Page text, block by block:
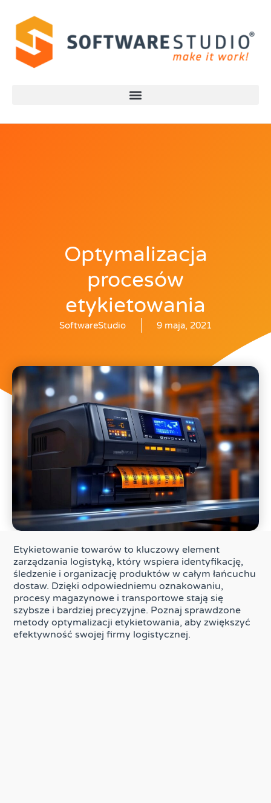
Optymalizacja
procesów
etykietowania
SoftwareStudio 9 maja, 2021
Etykietowanie towarów to kluczowy element
zarządzania logistyką, który wspiera identyfikację,
śledzenie i organizację produktów w całym łańcuchu
dostaw. Dzięki odpowiedniemu oznakowaniu,
procesy magazynowe i transportowe stają się
szybsze i bardziej precyzyjne. Poznaj sprawdzone
metody optymalizacji etykietowania, aby zwiększyć
efektywność swojej firmy logistycznej.